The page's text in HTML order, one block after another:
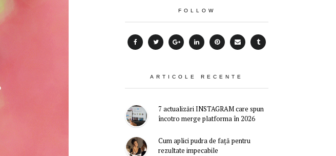
FOLLOW
ARTICOLE RECENTE
7 actualizări INSTAGRAM care spun
încotro merge platforma în 2026
Cum aplici pudra de față pentru
rezultate impecabile